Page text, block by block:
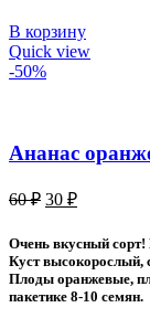
В корзину
Quick view
-50%
Ананас
60₽
составляла
60 ₽.
30 ₽Текущая
30 ₽.
Очень вкусный
Куст высокорослый,
Плоды оранжевые,
пакетике 8-10 семян.